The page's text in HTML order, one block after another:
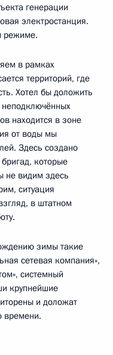
генерации
электростанция.
режиме.
в рамках
территорий, где
Хотел бы доложить
неподключённых
находится в зоне
от воды мы
Здесь создано
которые
не видим здесь
ситуация
в штатном
зимы такие
сетевая компания»,
системный
крупнейшие
и доложат
времени.